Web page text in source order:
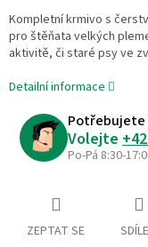
Kompletní krmivo s
pro štěňata velkých
aktivitě, či staré psy ve
Detailní informace
Volejte
Po-Pá 8:30-
ZEPTAT SE